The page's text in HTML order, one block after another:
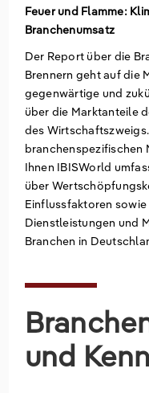
Feuer und Flamme:
Branchenumsatz
Der Report über die
Brennern geht auf die
gegenwärtige und
über die Marktanteile
des
Ihnen IBISWorld
über
Einflussfaktoren
Dienstleistungen und
Branchen in
und
Groß- und Einzelhandel
Information und
Freiberufliche,
Dienstleistungen
Deutschland
Italien
Irland
Spanien
Vereinigtes
Marketing
Private Equity
Sales Vertrieb
Bibliotheken